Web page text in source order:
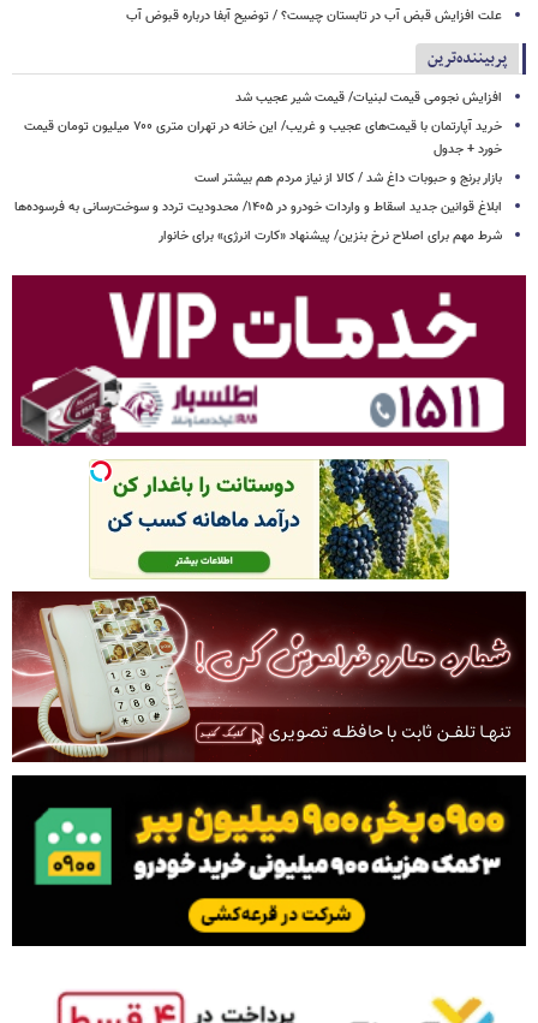
علت افزایش قبض آب در تابستان چیست؟ / توضیح آبفا درباره قبوض آب
پربیننده‌ترین
افزایش نجومی قیمت لبنیات/ قیمت شیر عجیب شد
خرید آپارتمان با قیمت‌های عجیب و غریب/ این خانه در تهران متری ۷۰۰ میلیون تومان قیمت
خورد + جدول
بازار برنج و حبوبات داغ شد / کالا از نیاز مردم هم بیشتر است
ابلاغ قوانین جدید اسقاط و واردات خودرو در ۱۴۰۵/ محدودیت تردد و سوخت‌رسانی به فرسوده‌ها
شرط مهم برای اصلاح نرخ بنزین/ پیشنهاد «کارت انرژی» برای خانوار